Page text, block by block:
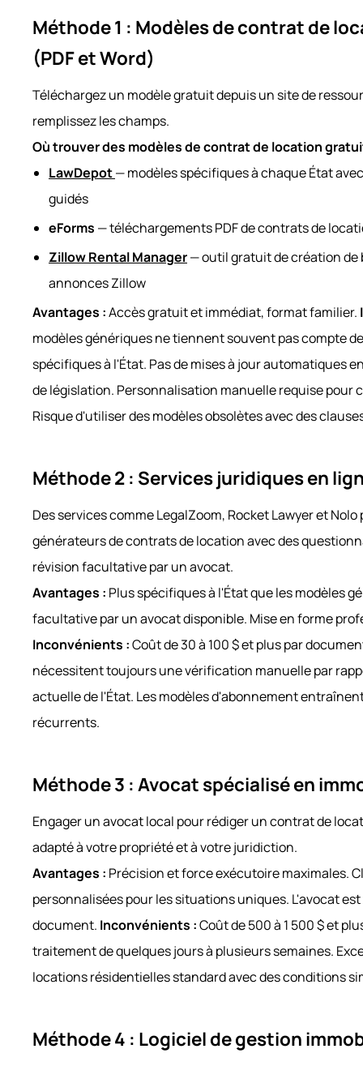
Méthode 1 : Modèles de contrat de
(PDF et Word)
Téléchargez un modèle gratuit depuis un site de
remplissez les champs.
Où trouver des modèles de contrat de location
LawDepot— modèles spécifiques à chaque État
guidés
eForms — téléchargements PDF de contrats de
Zillow Rental Manager— outil gratuit de création de
annonces Zillow
Avantages :Accès gratuit et immédiat, format familier.
modèles génériques ne tiennent souvent pas compte
spécifiques à l'État. Pas de mises à jour automatiques
de législation. Personnalisation manuelle requise pour
Risque d'utiliser des modèles obsolètes avec des
Méthode 2 : Services juridiques en
Des services comme LegalZoom, Rocket Lawyer et
générateurs de contrats de location avec des
révision facultative par un avocat.
Avantages : Plus spécifiques à l'État que les modèles
facultative par un avocat disponible. Mise en forme
Inconvénients :Coût de 30 à 100 $ et plus par
nécessitent toujours une vérification manuelle par
actuelle de l'État. Les modèles d'abonnement
récurrents.
Méthode 3 : Avocat spécialisé en
Engager un avocat local pour rédiger un contrat de
adapté à votre propriété et à votre juridiction.
Avantages : Précision et force exécutoire maximales.
personnalisées pour les situations uniques. L'avocat
document. Inconvénients :Coût de 500 à 1 500 $ et
traitement de quelques jours à plusieurs semaines.
locations résidentielles standard avec des conditions
Méthode 4 : Logiciel de gestion